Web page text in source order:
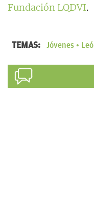
Fundación LQDVI.
TEMAS: Jóvenes